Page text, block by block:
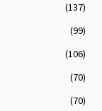
(137)
(99)
(106)
(70)
(70)